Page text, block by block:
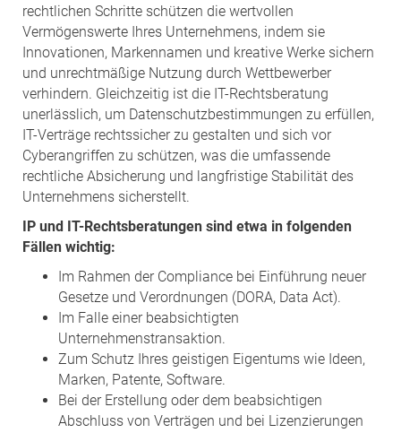
rechtlichen Schritte schützen die wertvollen
Vermögenswerte Ihres Unternehmens, indem sie
Innovationen, Markennamen und kreative Werke sichern
und unrechtmäßige Nutzung durch Wettbewerber
verhindern. Gleichzeitig ist die IT-Rechtsberatung
unerlässlich, um Datenschutzbestimmungen zu erfüllen,
IT-Verträge rechtssicher zu gestalten und sich vor
Cyberangriffen zu schützen, was die umfassende
rechtliche Absicherung und langfristige Stabilität des
Unternehmens sicherstellt.
IP und IT-Rechtsberatungen sind etwa in folgenden
Fällen wichtig:
Im Rahmen der Compliance bei Einführung neuer
Gesetze und Verordnungen (DORA, Data Act).
Im Falle einer beabsichtigten
Unternehmenstransaktion.
Zum Schutz Ihres geistigen Eigentums wie Ideen,
Marken, Patente, Software.
Bei der Erstellung oder dem beabsichtigen
Abschluss von Verträgen und bei Lizenzierungen